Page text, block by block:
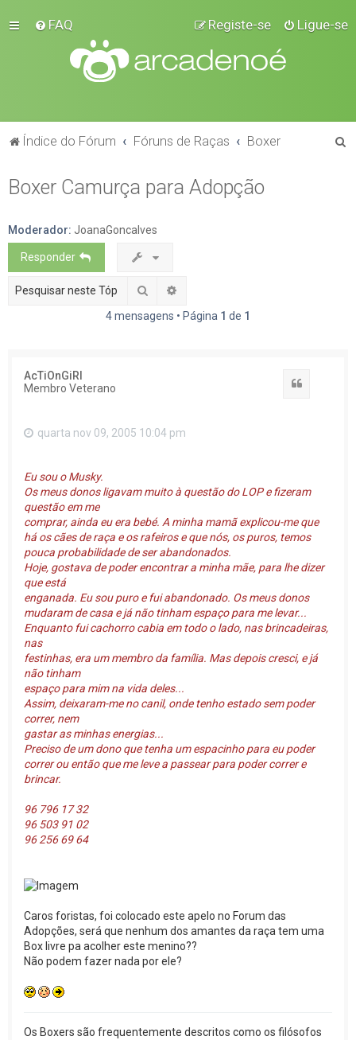
FAQ Ligue-se
Registe-se
Índice do Fórum Fóruns de Raças Boxer
Boxer Camurça para Adopção
Moderador: JoanaGoncalves
Responder
Pesquisar
4 mensagens • Página 1 de 1
AcTiOnGiRl
Membro Veterano
quarta nov 09, 2005 10:04 pm
Eu sou o Musky.
Os meus donos ligavam muito à questão do LOP e fizeram
questão em me
comprar, ainda eu era bebé. A minha mamã explicou-me que
há os cães de raça e os rafeiros e que nós, os puros, temos
pouca probabilidade de ser abandonados.
Hoje, gostava de poder encontrar a minha mãe, para lhe dizer
que está
enganada. Eu sou puro e fui abandonado. Os meus donos
mudaram de casa e já não tinham espaço para me levar...
Enquanto fui cachorro cabia em todo o lado, nas brincadeiras,
nas
festinhas, era um membro da família. Mas depois cresci, e já
não tinham
espaço para mim na vida deles...
Assim, deixaram-me no canil, onde tenho estado sem poder
correr, nem
gastar as minhas energias...
Preciso de um dono que tenha um espacinho para eu poder
correr ou então que me leve a passear para poder correr e
brincar.
96 796 17 32
96 503 91 02
96 256 69 64
Caros foristas, foi colocado este apelo no Forum das
Adopções, será que nenhum dos amantes da raça tem uma
Box livre pa acolher este menino??
Não podem fazer nada por ele?
Os Boxers são frequentemente descritos como os filósofos